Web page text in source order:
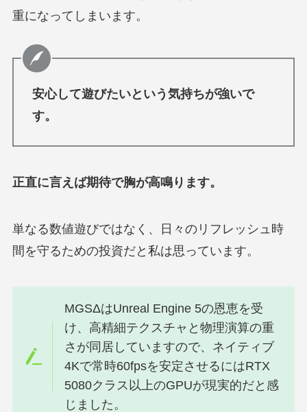
重になってしまいます。
安心して遊びたいという気持ちが強いで
す。
正直に言えば期待で胸が高鳴ります。
単なる数値遊びではなく、日々のリフレッシュ時
間を守るための投資だと私は思っています。
MGSΔはUnreal Engine 5の恩恵を受
け、高精細テクスチャと物理演算の重
さが同居していますので、ネイティブ
4Kで常時60fpsを安定させるにはRTX
5080クラス以上のGPUが現実的だと感
じました。